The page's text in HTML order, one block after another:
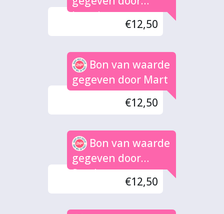
Lennie
€12,50
Bon van waarde
gegeven door Mart
€12,50
Bon van waarde
gegeven door
Sander
€12,50